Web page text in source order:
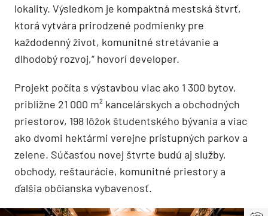
lokality. Výsledkom je kompaktná mestská štvrť,
ktorá vytvára prirodzené podmienky pre
každodenný život, komunitné stretávanie a
dlhodobý rozvoj,“ hovorí developer.
Projekt počíta s výstavbou viac ako 1 300 bytov,
približne 21 000 m² kancelárskych a obchodných
priestorov, 198 lôžok študentského bývania a viac
ako dvomi hektármi verejne prístupných parkov a
zelene. Súčasťou novej štvrte budú aj služby,
obchody, reštaurácie, komunitné priestory a
ďalšia občianska vybavenosť.